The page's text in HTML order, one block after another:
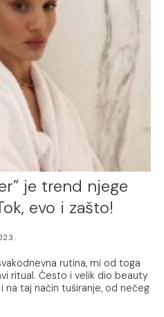
je trend njege
evo i zašto!
rutina, mi od toga
ritual. Često i velik dio beauty
taj način tuširanje, od nečeg